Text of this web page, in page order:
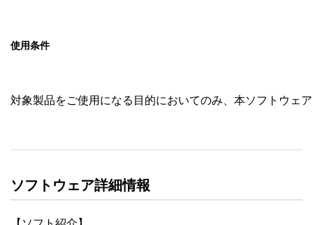
使用条件
対象製品をご使用になる目的においてのみ、本ソフトウェ
ソフトウェア詳細情報